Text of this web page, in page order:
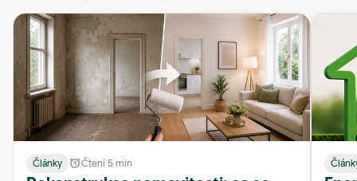
Články Čtení 5 min